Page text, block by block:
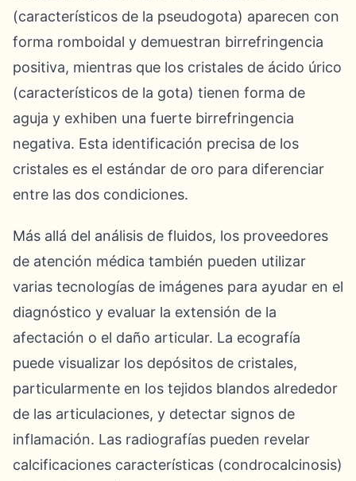
(característicos de la pseudogota) aparecen con
forma romboidal y demuestran birrefringencia
positiva, mientras que los cristales de ácido úrico
(característicos de la gota) tienen forma de
aguja y exhiben una fuerte birrefringencia
negativa. Esta identificación precisa de los
cristales es el estándar de oro para diferenciar
entre las dos condiciones.
Más allá del análisis de fluidos, los proveedores
de atención médica también pueden utilizar
varias tecnologías de imágenes para ayudar en el
diagnóstico y evaluar la extensión de la
afectación o el daño articular. La ecografía
puede visualizar los depósitos de cristales,
particularmente en los tejidos blandos alrededor
de las articulaciones, y detectar signos de
inflamación. Las radiografías pueden revelar
calcificaciones características (condrocalcinosis)